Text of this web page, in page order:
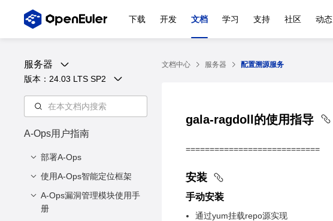
下载 开发 文档 学习 支持 社区 动态
服务器
版本： 24.03 LTS SP2
A-Ops用户指南
部署A-Ops
3.1、 资产管理
3.2、 漏洞管理
使用A-Ops智能定位框架
1. 智能定位
A-Ops漏洞管理模块使用手
册
文档中心 服务器 配置溯源服务
gala-ragdoll的使用指导
============================
安装
手动安装
通过yum挂载repo源实现